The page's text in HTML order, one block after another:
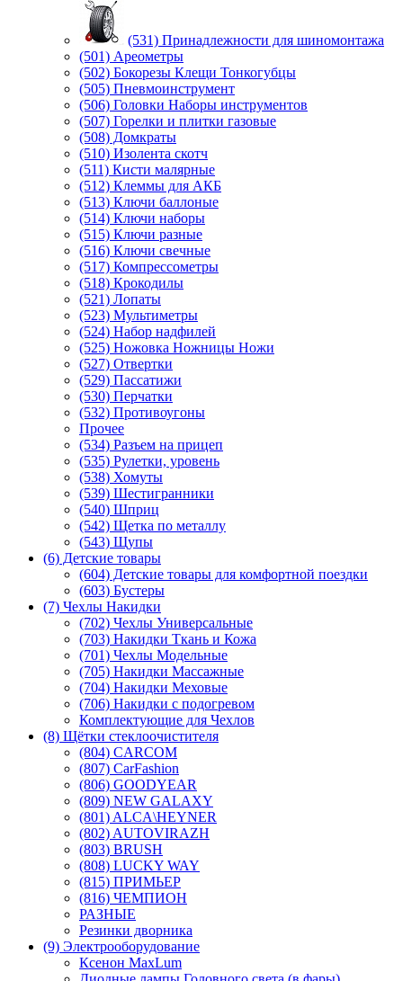
(531) Принадлежности для шиномонтажа
(501) Ареометры
(502) Бокорезы Клещи Тонкогубцы
(505) Пневмоинструмент
(506) Головки Наборы инструментов
(507) Горелки и плитки газовые
(508) Домкраты
(510) Изолента скотч
(511) Кисти малярные
(512) Клеммы для АКБ
(513) Ключи баллоные
(514) Ключи наборы
(515) Ключи разные
(516) Ключи свечные
(517) Компрессометры
(518) Крокодилы
(521) Лопаты
(523) Мультиметры
(524) Набор надфилей
(525) Ножовка Ножницы Ножи
(527) Отвертки
(529) Пассатижи
(530) Перчатки
(532) Противоугоны
Прочее
(534) Разъем на прицеп
(535) Рулетки, уровень
(538) Хомуты
(539) Шестигранники
(540) Шприц
(542) Щетка по металлу
(543) Щупы
(6) Детские товары
(604) Детские товары для комфортной поездки
(603) Бустеры
(7) Чехлы Накидки
(702) Чехлы Универсальные
(703) Накидки Ткань и Кожа
(701) Чехлы Модельные
(705) Накидки Массажные
(704) Накидки Меховые
(706) Накидки с подогревом
Комплектующие для Чехлов
(8) Щётки стеклоочистителя
(804) CARCOM
(807) CarFashion
(806) GOODYEAR
(809) NEW GALAXY
(801) ALCA\HEYNER
(802) AUTOVIRAZH
(803) BRUSH
(808) LUCKY WAY
(815) ПРИМЬЕР
(816) ЧЕМПИОН
РАЗНЫЕ
Резинки дворника
(9) Электрооборудование
Ксенон MaxLum